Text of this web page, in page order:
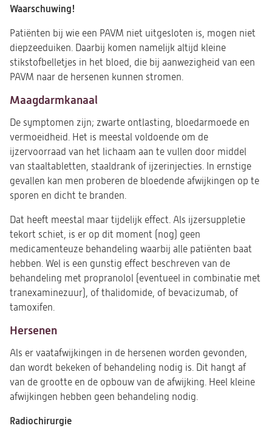
Waarschuwing!
Patiënten bij wie een PAVM niet uitgesloten is, mogen niet
diepzeeduiken. Daarbij komen namelijk altijd kleine
stikstofbelletjes in het bloed, die bij aanwezigheid van een
PAVM naar de hersenen kunnen stromen.
Maagdarmkanaal
De symptomen zijn; zwarte ontlasting, bloedarmoede en
vermoeidheid. Het is meestal voldoende om de
ijzervoorraad van het lichaam aan te vullen door middel
van staaltabletten, staaldrank of ijzerinjecties. In ernstige
gevallen kan men proberen de bloedende afwijkingen op te
sporen en dicht te branden.
Dat heeft meestal maar tijdelijk effect. Als ijzersuppletie
tekort schiet, is er op dit moment (nog) geen
medicamenteuze behandeling waarbij alle patiënten baat
hebben. Wel is een gunstig effect beschreven van de
behandeling met propranolol (eventueel in combinatie met
tranexaminezuur), of thalidomide, of bevacizumab, of
tamoxifen.
Hersenen
Als er vaatafwijkingen in de hersenen worden gevonden,
dan wordt bekeken of behandeling nodig is. Dit hangt af
van de grootte en de opbouw van de afwijking. Heel kleine
afwijkingen hebben geen behandeling nodig.
Radiochirurgie